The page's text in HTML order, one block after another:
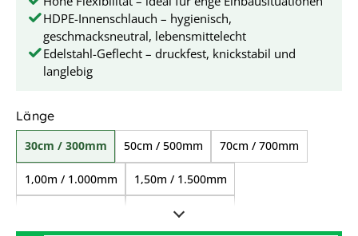
HDPE-Innenschlauch – hygienisch,
geschmacksneutral, lebensmittelecht
Edelstahl-Geflecht – druckfest, knickstabil und
langlebig
Längeauswählen
30cm / 300mm 50cm / 500mm 70cm / 700mm
1,00m / 1.000mm 1,50m / 1.500mm
3,00m / 3.000mm